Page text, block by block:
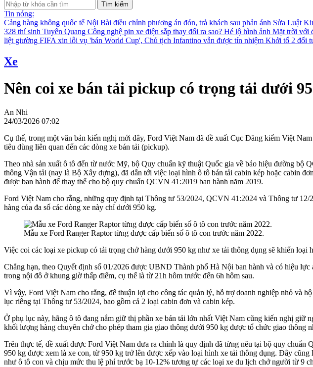
Tìm kiếm
Tin nóng:
Cảng hàng không quốc tế Nội Bài điều chỉnh phương án đón, trả khách sau phản ánh Sửa Luật
328 thí sinh Tuyên Quang Công nghệ pin xe điện sắp thay đổi ra sao? Hé lộ hình ảnh Mặt trời với
liệt giường FIFA xin lỗi vụ 'bán World Cup', Chủ tịch Infantino vẫn được tín nhiệm Khởi tố 2 đối
Xe
Nên coi xe bán tải pickup có trọng tải dưới
An Nhi
24/03/2026 07:02
Cụ thể, trong một văn bản kiến nghị mới đây, Ford Việt Nam đã đề xuất Cục Đăng kiểm Việt
tiêu dùng liên quan đến các dòng xe bán tải (pickup).
Theo nhà sản xuất ô tô đến từ nước Mỹ, bộ Quy chuẩn kỹ thuật Quốc gia về báo hiệu đường
thông Vận tải (nay là Bộ Xây dựng), đã dẫn tới việc loại hình ô tô bán tải cabin kép hoặc cabin
được ban hành để thay thế cho bộ quy chuẩn QCVN 41:2019 ban hành năm 2019.
Ford Việt Nam cho rằng, những quy định tại Thông tư 53/2024, QCVN 41:2024 và Thông tư
hàng của đa số các dòng xe này chỉ dưới 950 kg.
Mẫu xe Ford Ranger Raptor từng được cấp biển số ô tô con trước năm 2022.
Việc coi các loại xe pickup có tải trọng chở hàng dưới 950 kg như xe tải thông dụng sẽ khiến
Chẳng hạn, theo Quyết định số 01/2026 được UBND Thành phố Hà Nội ban hành và có hiệu
trong nội đô ở khung giờ thấp điểm, cụ thể là từ 21h hôm trước đến 6h hôm sau.
Vì vậy, Ford Việt Nam cho rằng, để thuận lợi cho công tác quản lý, hỗ trợ doanh nghiệp nhỏ và
lục riêng tại Thông tư 53/2024, bao gồm cả 2 loại cabin đơn và cabin kép.
Ở phụ lục này, hãng ô tô đang nắm giữ thị phần xe bán tải lớn nhất Việt Nam cũng kiến nghị
khối lượng hàng chuyên chở cho phép tham gia giao thông dưới 950 kg được tổ chức giao
Trên thực tế, đề xuất được Ford Việt Nam đưa ra chính là quy định đã từng nêu tại bộ quy
950 kg được xem là xe con, từ 950 kg trở lên được xếp vào loại hình xe tải thông dụng. Đây
như ô tô con và chịu mức thu lệ phí trước bạ 10-12% tương tự các loại xe du lịch chở người từ 9